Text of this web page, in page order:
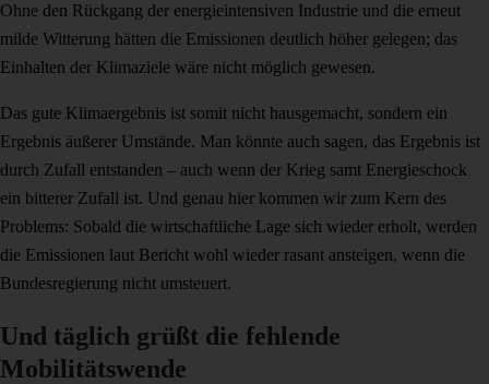
Ohne den Rückgang der energieintensiven Industrie und die erneut
milde Witterung hätten die Emissionen deutlich höher gelegen; das
Einhalten der Klimaziele wäre nicht möglich gewesen.
Das gute Klimaergebnis ist somit nicht hausgemacht, sondern ein
Ergebnis äußerer Umstände. Man könnte auch sagen, das Ergebnis ist
durch Zufall entstanden – auch wenn der Krieg samt Energieschock
ein bitterer Zufall ist. Und genau hier kommen wir zum Kern des
Problems: Sobald die wirtschaftliche Lage sich wieder erholt, werden
die Emissionen laut Bericht wohl wieder rasant ansteigen, wenn die
Bundesregierung nicht umsteuert.
Und täglich grüßt die fehlende
Mobilitätswende